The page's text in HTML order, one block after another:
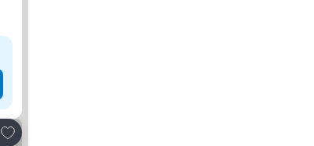
Lisää suosikkeihin